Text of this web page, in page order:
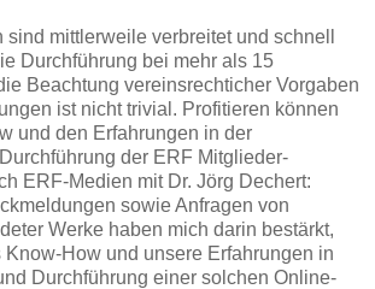
mittlerweile verbreitet und schnell
Durchführung bei mehr als 15
Beachtung vereinsrechticher Vorgaben
ist nicht trivial. Profitieren können
und den Erfahrungen in der
der ERF Mitglieder-
ERF-Medien mit Dr. Jörg Dechert:
sowie Anfragen von
Werke haben mich darin bestärkt,
Know-How und unsere Erfahrungen in
Durchführung einer solchen Online-